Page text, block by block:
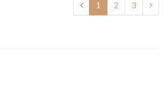
1 2 3